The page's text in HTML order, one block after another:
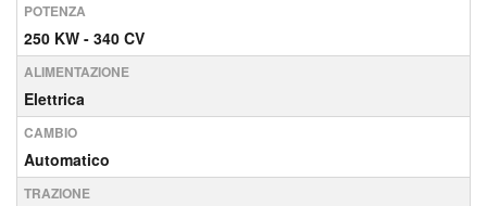
POTENZA
250 KW - 340 CV
ALIMENTAZIONE
Elettrica
CAMBIO
Automatico
TRAZIONE